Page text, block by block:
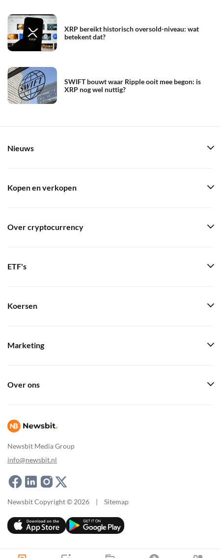
XRP bereikt historisch oversold-niveau: wat
betekent dat?
SWIFT bouwt waar Ripple ooit mee begon: is
XRP nog wel nuttig?
Newsbit Media Group
info@newsbit.nl
Nieuws
Kopen en verkopen
Over cryptocurrency
ETF's
Koersen
Marketing
Over ons
Newsbit Copyright © 2026 | Sitemap